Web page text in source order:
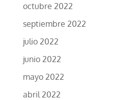
octubre 2022
septiembre 2022
julio 2022
junio 2022
mayo 2022
abril 2022